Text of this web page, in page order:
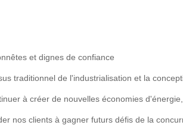
et dignes de confiance
traditionnel de l'industrialisation et la
à créer de nouvelles économies
nos clients à gagner futurs défis de la